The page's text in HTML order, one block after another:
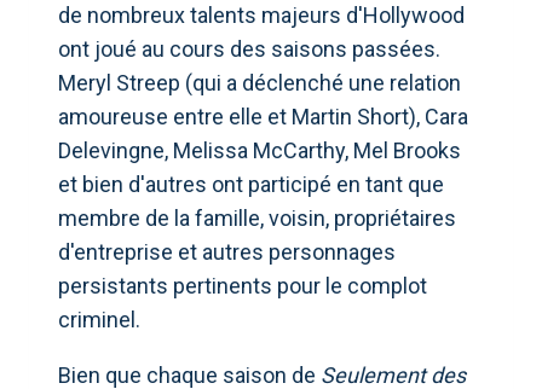
de nombreux talents majeurs d'Hollywood
ont joué au cours des saisons passées.
Meryl Streep (qui a déclenché une relation
amoureuse entre elle et Martin Short), Cara
Delevingne, Melissa McCarthy, Mel Brooks
et bien d'autres ont participé en tant que
membre de la famille, voisin, propriétaires
d'entreprise et autres personnages
persistants pertinents pour le complot
criminel.
Bien que chaque saison de Seulement des